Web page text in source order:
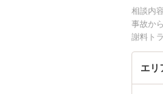
相談内
事故か
謝料ト
法律相
エリ